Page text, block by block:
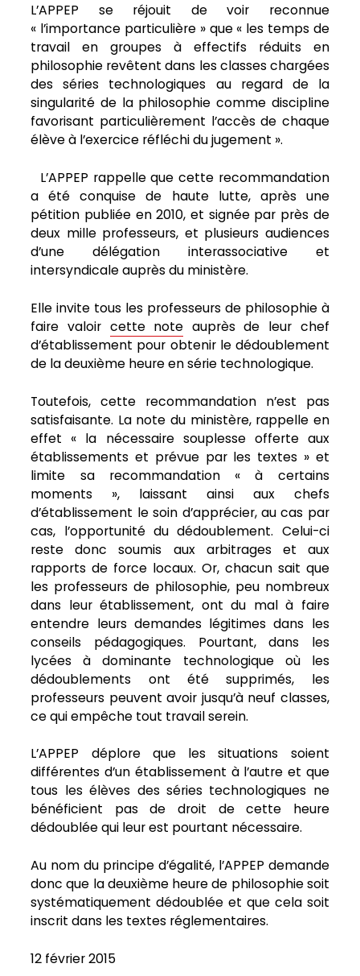
L’APPEP se réjouit de voir reconnue
« l’importance particulière » que « les temps de
travail en groupes à effectifs réduits en
philosophie revêtent dans les classes chargées
des séries technologiques au regard de la
singularité de la philosophie comme discipline
favorisant particulièrement l’accès de chaque
élève à l’exercice réfléchi du jugement ».
L’APPEP rappelle que cette recommandation
a été conquise de haute lutte, après une
pétition publiée en 2010, et signée par près de
deux mille professeurs, et plusieurs audiences
d’une délégation interassociative et
intersyndicale auprès du ministère.
Elle invite tous les professeurs de philosophie à
faire valoir cette note auprès de leur chef
d’établissement pour obtenir le dédoublement
de la deuxième heure en série technologique.
Toutefois, cette recommandation n’est pas
satisfaisante. La note du ministère, rappelle en
effet « la nécessaire souplesse offerte aux
établissements et prévue par les textes » et
limite sa recommandation « à certains
moments », laissant ainsi aux chefs
d’établissement le soin d’apprécier, au cas par
cas, l’opportunité du dédoublement. Celui-ci
reste donc soumis aux arbitrages et aux
rapports de force locaux. Or, chacun sait que
les professeurs de philosophie, peu nombreux
dans leur établissement, ont du mal à faire
entendre leurs demandes légitimes dans les
conseils pédagogiques. Pourtant, dans les
lycées à dominante technologique où les
dédoublements ont été supprimés, les
professeurs peuvent avoir jusqu’à neuf classes,
ce qui empêche tout travail serein.
L’APPEP déplore que les situations soient
différentes d’un établissement à l’autre et que
tous les élèves des séries technologiques ne
bénéficient pas de droit de cette heure
dédoublée qui leur est pourtant nécessaire.
Au nom du principe d’égalité, l’APPEP demande
donc que la deuxième heure de philosophie soit
systématiquement dédoublée et que cela soit
inscrit dans les textes réglementaires.
12 février 2015